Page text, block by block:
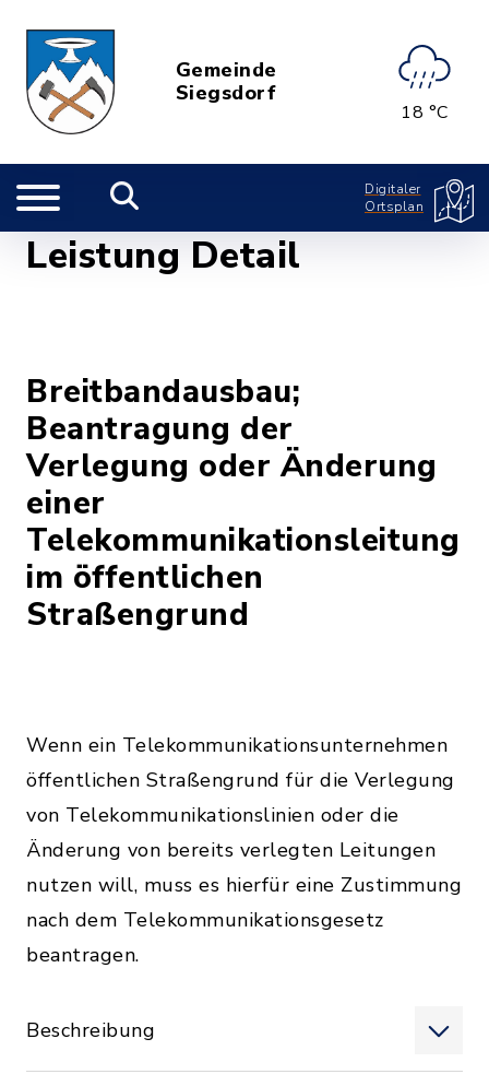
Gemeinde
Siegsdorf
18 °C
Digitaler
Ortsplan
Leistung Detail
Breitbandausbau;
Beantragung der
Verlegung oder Änderung
einer
Telekommunikationsleitung
im öffentlichen
Straßengrund
Wenn ein Telekommunikationsunternehmen
öffentlichen Straßengrund für die Verlegung
von Telekommunikationslinien oder die
Änderung von bereits verlegten Leitungen
nutzen will, muss es hierfür eine Zustimmung
nach dem Telekommunikationsgesetz
beantragen.
Beschreibung